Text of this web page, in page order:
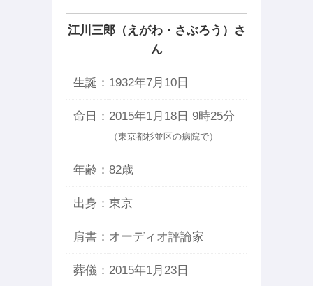
江川三郎（えがわ・さぶろう）さ
ん
生誕： 1932年7月10日
命日： 2015年1月18日 9時25分
（東京都杉並区の病院で）
年齢： 82歳
出身： 東京
肩書： オーディオ評論家
葬儀： 2015年1月23日